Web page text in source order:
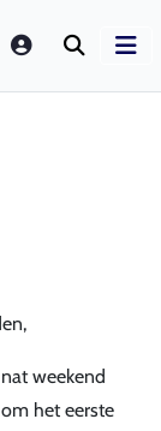
LOGIN
weekend
het eerste